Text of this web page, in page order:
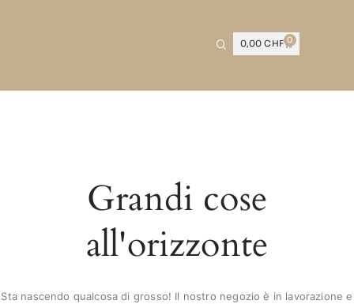
0,00CHF 0
Grandi cose
all'orizzonte
Sta nascendo qualcosa di grosso! Il nostro negozio è in lavorazione e